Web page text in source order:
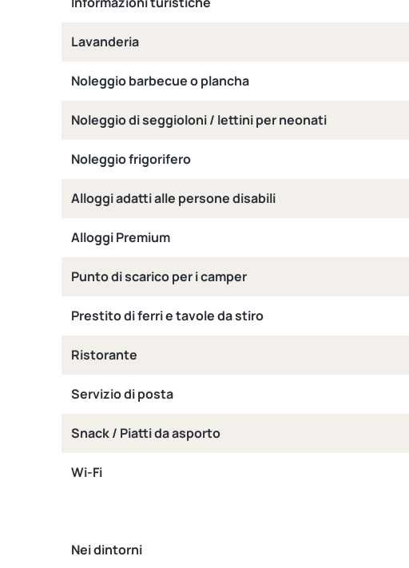
Lavanderia
Noleggio barbecue o plancha
Noleggio di seggioloni / lettini per neonati
Noleggio frigorifero
Alloggi adatti alle persone disabili
Alloggi Premium
Punto di scarico per i camper
Prestito di ferri e tavole da stiro
Ristorante
Servizio di posta
Snack / Piatti da asporto
Wi-Fi
Nei dintorni